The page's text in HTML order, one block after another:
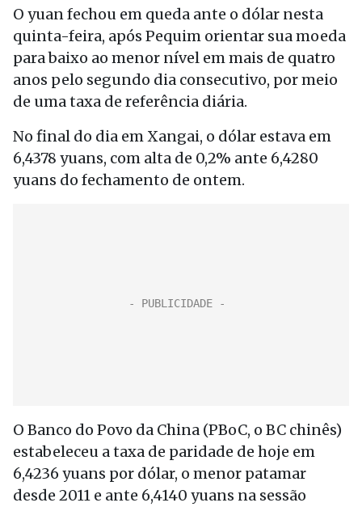
O yuan fechou em queda ante o dólar nesta
quinta-feira, após Pequim orientar sua moeda
para baixo ao menor nível em mais de quatro
anos pelo segundo dia consecutivo, por meio
de uma taxa de referência diária.
No final do dia em Xangai, o dólar estava em
6,4378 yuans, com alta de 0,2% ante 6,4280
yuans do fechamento de ontem.
O Banco do Povo da China (PBoC, o BC chinês)
estabeleceu a taxa de paridade de hoje em
6,4236 yuans por dólar, o menor patamar
desde 2011 e ante 6,4140 yuans na sessão